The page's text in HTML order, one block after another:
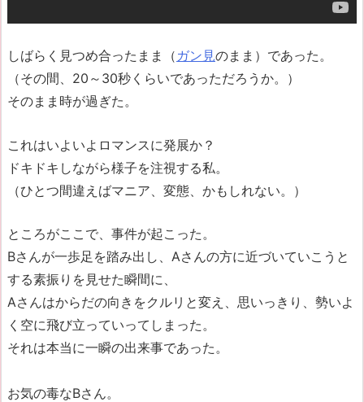
しばらく見つめ合ったまま（ ガン見のまま）であった。
（その間、20～30秒くらいであっただろうか。）
そのまま時が過ぎた。
これはいよいよロマンスに発展か？
ドキドキしながら様子を注視する私。
（ひとつ間違えばマニア、変態、かもしれない。）
ところがここで、事件が起こった。
Bさんが一歩足を踏み出し、Aさんの方に近づいていこうと
する素振りを見せた瞬間に、
Aさんはからだの向きをクルリと変え、思いっきり、勢いよ
く空に飛び立っていってしまった。
それは本当に一瞬の出来事であった。
お気の毒なBさん。